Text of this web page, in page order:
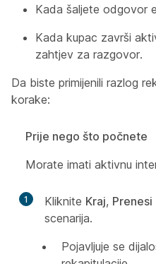
Kada šaljete odgovor
Kada kupac završi
zahtjev za razgovor.
Da biste primijenili razlog
korake:
Prije nego što počnete
Morate imati aktivnu
1 Kliknite Kraj, Prenesi
scenarija.
Pojavljuje se